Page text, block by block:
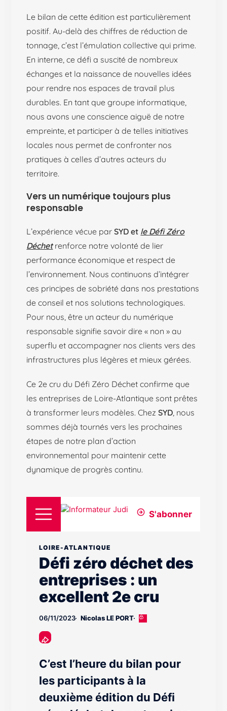
Le bilan de cette édition est particulièrement
positif. Au-delà des chiffres de réduction de
tonnage, c’est l’émulation collective qui prime.
En interne, ce défi a suscité de nombreux
échanges et la naissance de nouvelles idées
pour rendre nos espaces de travail plus
durables. En tant que groupe informatique,
nous avons une conscience aiguë de notre
empreinte, et participer à de telles initiatives
locales nous permet de confronter nos
pratiques à celles d’autres acteurs du
territoire.
Vers un numérique toujours plus
responsable
L’expérience vécue parSYD et le Défi Zéro
Déchetrenforce notre volonté de lier
performance économique et respect de
l’environnement. Nous continuons d’intégrer
ces principes de sobriété dans nos prestations
de conseil et nos solutions technologiques.
Pour nous, être un acteur du numérique
responsable signifie savoir dire « non » au
superflu et accompagner nos clients vers des
infrastructures plus légères et mieux gérées.
Ce 2e cru du Défi Zéro Déchet confirme que
les entreprises de Loire-Atlantique sont prêtes
à transformer leurs modèles. ChezSYD, nous
sommes déjà tournés vers les prochaines
étapes de notre plan d’action
environnemental pour maintenir cette
dynamique de progrès continu.